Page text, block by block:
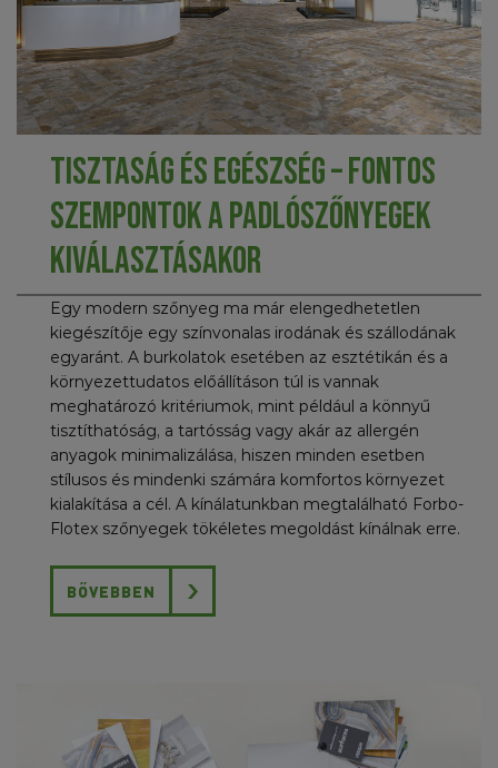
Tisztaság és egészség – fontos
szempontok a padlószőnyegek
kiválasztásakor
Egy modern szőnyeg ma már elengedhetetlen
kiegészítője egy színvonalas irodának és szállodának
egyaránt. A burkolatok esetében az esztétikán és a
környezettudatos előállításon túl is vannak
meghatározó kritériumok, mint például a könnyű
tisztíthatóság, a tartósság vagy akár az allergén
anyagok minimalizálása, hiszen minden esetben
stílusos és mindenki számára komfortos környezet
kialakítása a cél. A kínálatunkban megtalálható Forbo-
Flotex szőnyegek tökéletes megoldást kínálnak erre.
BŐVEBBEN